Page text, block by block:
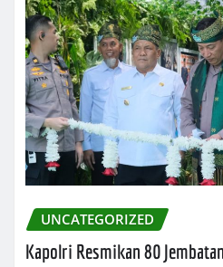
UNCATEGORIZED
Kapolri Resmikan 80